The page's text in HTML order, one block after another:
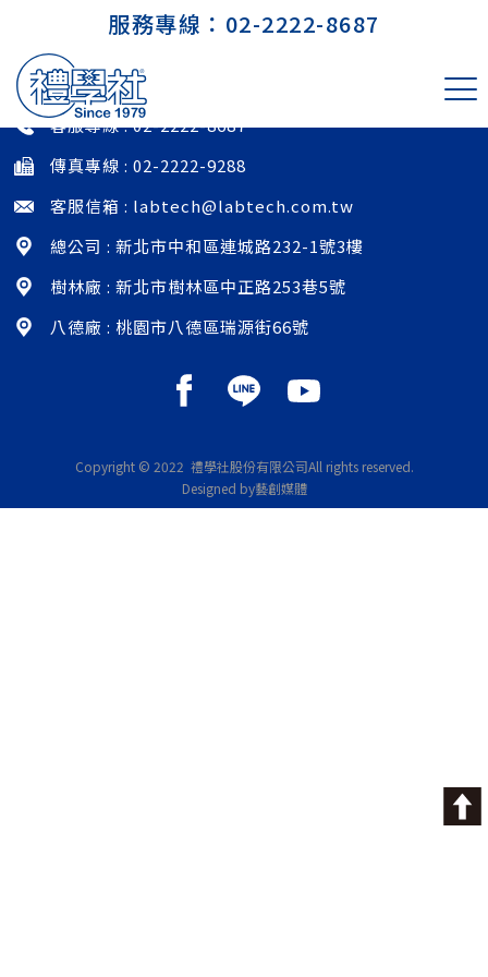
服務專線： 02-2222-8687
印尼 PT. Firmenich Indonesia
客服專線 :02-2222-8687
傳真專線 : 02-2222-9288
客服信箱 : labtech@labtech.com.tw
總公司 : 新北市中和區連城路232-1號3樓
樹林廠 : 新北市樹林區中正路253巷5號
八德廠 : 桃園市八德區瑞源街66號
Copyright © 2022 禮學社股份有限公司All rights reserved.
Designed by藝創媒體